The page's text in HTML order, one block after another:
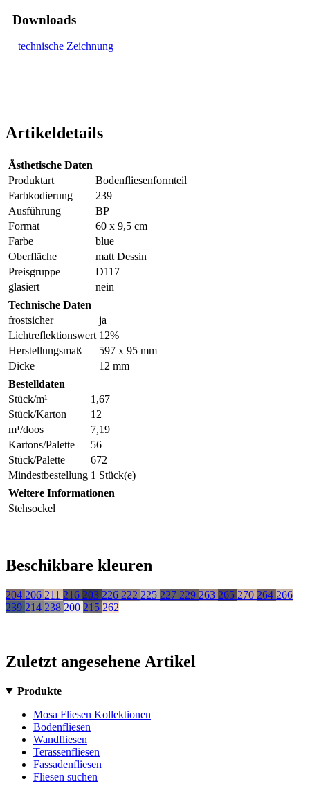
Downloads
technische Zeichnung
Artikeldetails
Ästhetische Daten
Produktart
Bodenfliesenformteil
Farbkodierung
239
Ausführung
BP
Format
60 x 9,5 cm
Farbe
blue
Oberfläche
matt Dessin
Preisgruppe
D117
glasiert
nein
Technische Daten
frostsicher
ja
Lichtreflektionswert 12%
Herstellungsmaß
597 x 95 mm
Dicke
12 mm
Bestelldaten
Stück/m¹
1,67
Stück/Karton
12
m¹/doos
7,19
Kartons/Palette
56
Stück/Palette
672
Mindestbestellung 1 Stück(e)
Weitere Informationen
Stehsockel
Beschikbare kleuren
204 206 211 216 203 226 222 225 227 229 263 265 270 264 266
239 214 238 200 215 262
Zuletzt angesehene Artikel
Produkte
Mosa Fliesen Kollektionen
Bodenfliesen
Wandfliesen
Terassenfliesen
Fassadenfliesen
Fliesen suchen